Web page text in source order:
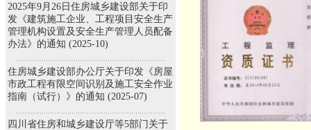
2025年9月26日住房城乡建设部关于印
发《建筑施工企业、工程项目安全生产
管理机构设置及安全生产管理人员配备
办法》的通知 (2025-10)
住房城乡建设部办公厅关于印发《房屋
市政工程有限空间识别及施工安全作业
指南（试行）》的通知 (2025-07)
四川省住房和城乡建设厅等5部门关于